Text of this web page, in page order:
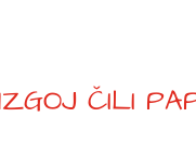
ČILI